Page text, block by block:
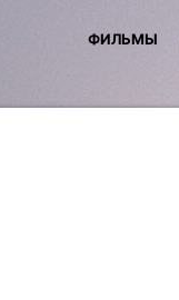
ФИЛЬМЫ